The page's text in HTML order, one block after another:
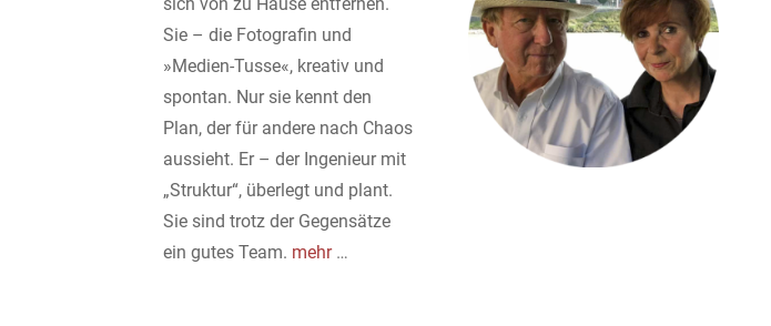
Sie – die Fotografin und
»Medien-Tusse«, kreativ und
spontan. Nur sie kennt den
Plan, der für andere nach Chaos
aussieht. Er – der Ingenieur mit
„Struktur“, überlegt und plant.
Sie sind trotz der Gegensätze
ein gutes Team. mehr …